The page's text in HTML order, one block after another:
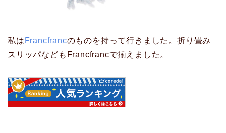
私は Francfrancのものを持って行きました。折り畳み
スリッパなどもFrancfrancで揃えました。